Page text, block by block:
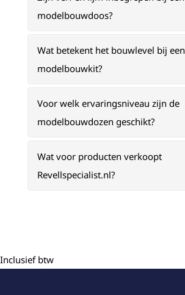
modelbouwdoos?
Wat betekent het bouwlevel bij een
modelbouwkit?
Voor welk ervaringsniveau zijn de
modelbouwdozen geschikt?
Wat voor producten verkoopt
Revellspecialist.nl?
Inclusief btw